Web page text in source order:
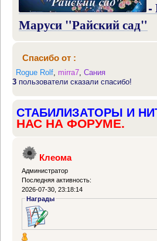
-
Маруси "Райский сад"
Спасибо от :
Rogue Rolf mirra7 ,Сания
3 пользователи сказали спасибо!
СТАБИЛИЗАТОРЫ И
НАС НА ФОРУМЕ.
Клеома
Администратор
Последняя активность:
2026-07-30, 23:18:14
Награды